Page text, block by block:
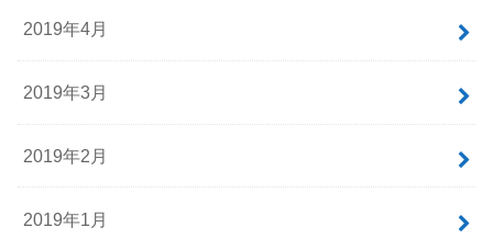
2019年4月
2019年3月
2019年2月
2019年1月